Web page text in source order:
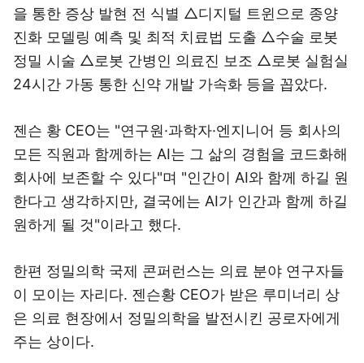
을 통한 증상 발현 전 식별 △디지털 트윈으로 종양
진화 모델링 예측 및 최적 치료법 도출 △수술 로봇
정밀 시술 △로봇 간병인 의료진 보조 △로봇 실험실
24시간 가동 통한 신약 개발 가속화 등을 꼽았다.
젠슨 황 CEO는 "연구원·과학자·엔지니어 등 회사의
모든 직원과 함께하는 AI는 그 삶의 경험을 코드화해
회사에 보존할 수 있다"며 "인간이 AI와 함께 하길 원
한다고 생각하지만, 결국에는 AI가 인간과 함께 하길
원하게 될 것"이라고 했다.
한편 정밀의학 국제 콘퍼런스는 의료 분야 연구자들
이 모이는 자리다. 젠슨황 CEO가 받은 루미너리 상
은 의료 현장에서 정밀의학을 발전시킨 공로자에게
주는 상이다.